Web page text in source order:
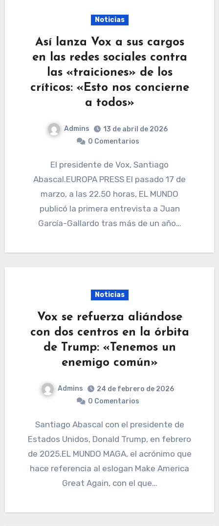
Noticias
Así lanza Vox a sus cargos
en las redes sociales contra
las «traiciones» de los
críticos: «Esto nos concierne
a todos»
Admins
13 de abril de 2026
0 Comentarios
El presidente de Vox, Santiago
Abascal.EUROPA PRESS El pasado 17 de
marzo, a las 22.50 horas, EL MUNDO
publicó la primera entrevista a Juan
García-Gallardo tras más de un año…
Noticias
Vox se refuerza aliándose
con dos centros en la órbita
de Trump: «Tenemos un
enemigo común»
Admins
24 de febrero de 2026
0 Comentarios
Santiago Abascal con el presidente de
Estados Unidos, Donald Trump, en febrero
de 2025.EL MUNDO MAGA, el acrónimo que
hace referencia al eslogan Make America
Great Again, con el que…